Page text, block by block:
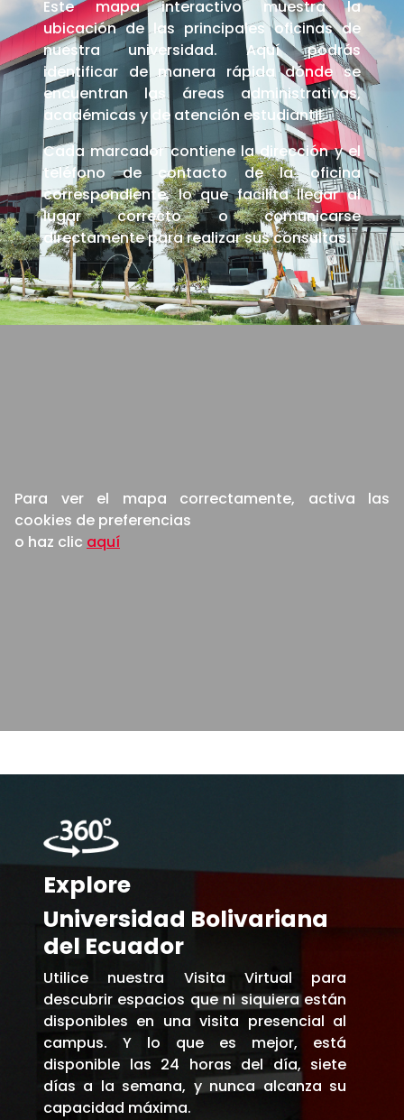
Este mapa interactivo muestra la
ubicación de las principales oficinas de
nuestra universidad. Aquí podrás
identificar de manera rápida dónde se
encuentran las áreas administrativas,
académicas y de atención estudiantil.
Cada marcador contiene la dirección y el
teléfono de contacto de la oficina
correspondiente, lo que facilita llegar al
lugar correcto o comunicarse
directamente para realizar sus consultas.
Para ver el mapa correctamente, activa las
cookies de preferencias
o haz clic aquí
Explore
Universidad Bolivariana
del Ecuador
Utilice nuestra Visita Virtual para
descubrir espacios que ni siquiera están
disponibles en una visita presencial al
campus. Y lo que es mejor, está
disponible las 24 horas del día, siete
días a la semana, y nunca alcanza su
capacidad máxima.